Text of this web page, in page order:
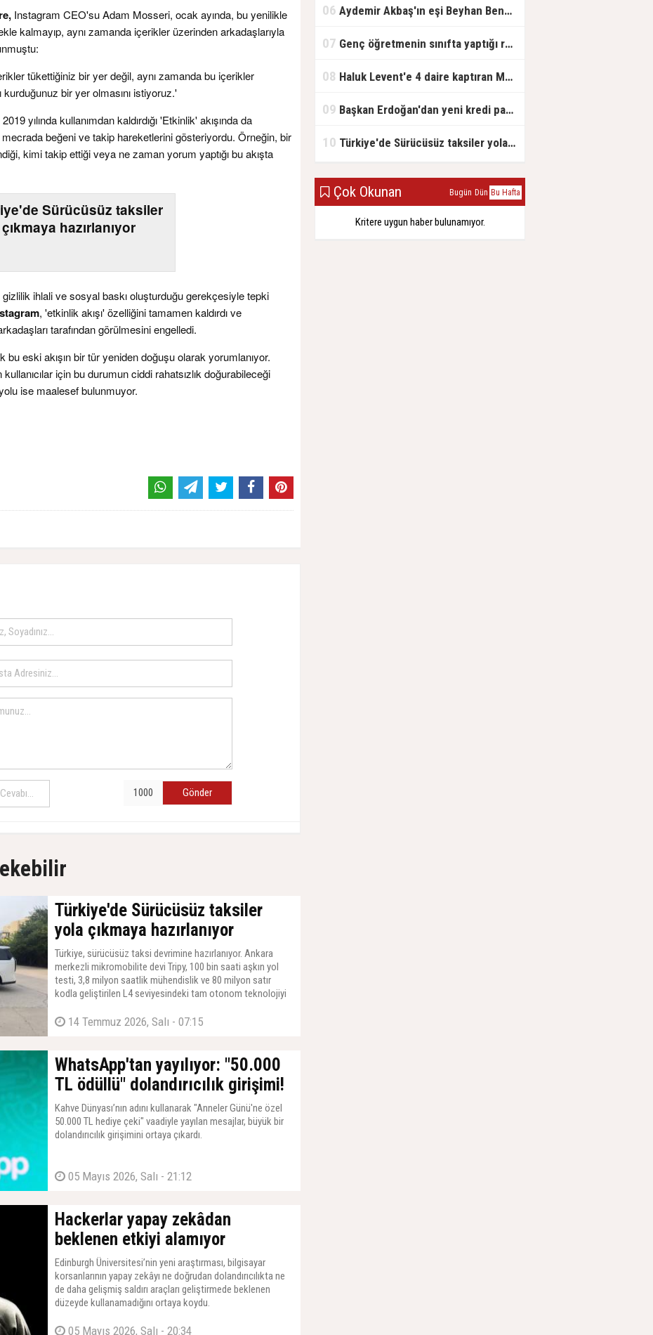
Instagram CEO'su Adam Mosseri, ocak ayında, bu yenilikle
kalmayıp, aynı zamanda içerikler üzerinden arkadaşlarıyla
tükettiğiniz bir yer değil, aynı zamanda bu içerikler
kurduğunuz bir yer olmasını istiyoruz.'
2019 yılında kullanımdan kaldırdığı 'Etkinlik' akışında da
mecrada beğeni ve takip hareketlerini gösteriyordu. Örneğin, bir
kimi takip ettiği veya ne zaman yorum yaptığı bu akışta
Sürücüsüz taksiler
hazırlanıyor
gizlilik ihlali ve sosyal baskı oluşturduğu gerekçesiyle tepki
, 'etkinlik akışı' özelliğini tamamen kaldırdı ve
tarafından görülmesini engelledi.
bu eski akışın bir tür yeniden doğuşu olarak yorumlanıyor.
için bu durumun ciddi rahatsızlık doğurabileceği
ise maalesef bulunmuyor.
Gönder
Türkiye'de Sürücüsüz taksiler
yola çıkmaya hazırlanıyor
Türkiye, sürücüsüz taksi devrimine hazırlanıyor. Ankara
merkezli mikromobilite devi Tripy, 100 bin saati aşkın yol
testi, 3,8 milyon saatlik mühendislik ve 80 milyon satır
kodla geliştirilen L4 seviyesindeki tam otonom teknolojiyi
araçlarını Türkiye'ye getirmeye hazırlanan yerli girişim, dünya
imza atıyor.
14 Temmuz 2026, Salı - 07:15
WhatsApp'tan yayılıyor: "50.000
TL ödüllü" dolandırıcılık girişimi!
Kahve Dünyası’nın adını kullanarak "Anneler Günü'ne özel
50.000 TL hediye çeki" vaadiyle yayılan mesajlar, büyük bir
dolandırıcılık girişimini ortaya çıkardı.
05 Mayıs 2026, Salı - 21:12
Hackerlar yapay zekâdan
beklenen etkiyi alamıyor
Edinburgh Üniversitesi’nin yeni araştırması, bilgisayar
korsanlarının yapay zekâyı ne doğrudan dolandırıcılıkta ne
de daha gelişmiş saldırı araçları geliştirmede beklenen
düzeyde kullanamadığını ortaya koydu.
05 Mayıs 2026, Salı - 20:34
06 Aydemir Akbaş'ın eşi Beyhan Benek Akbaş hayatını kaybetti
07 Genç öğretmenin sınıfta yaptığı rezil paylaşım
08 Haluk Levent'e 4 daire kaptıran Müteahhit soluğu savcılıkta aldı
09 Başkan Erdoğan'dan yeni kredi paketi müjdesi: 6 ay geri ödemesiz, 36 ay vadeli
10 Türkiye'de Sürücüsüz taksiler yola çıkmaya hazırlanıyor
Çok Okunan Bugün Dün Bu Hafta
Kritere uygun haber bulunamıyor.